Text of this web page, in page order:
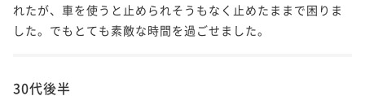
れたが、車を使うと止められそうもなく止めたままで困りま
した。でもとても素敵な時間を過ごせました。
30代後半